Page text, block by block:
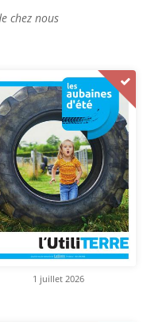
chez nous
1 juillet 2026